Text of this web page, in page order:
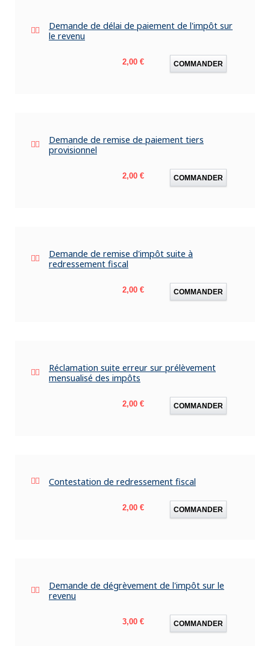
Demande de délai de paiement de l'impôt sur
le revenu
Prix
2,00 € COMMANDER
Demande de remise de paiement tiers
provisionnel
Prix
2,00 € COMMANDER
Demande de remise d'impôt suite à
redressement fiscal
Prix
2,00 € COMMANDER
Réclamation suite erreur sur prélèvement
mensualisé des impôts
Prix
2,00 € COMMANDER
Contestation de redressement fiscal
Prix
2,00 € COMMANDER
Demande de dégrèvement de l'impôt sur le
revenu
Prix
3,00 € COMMANDER